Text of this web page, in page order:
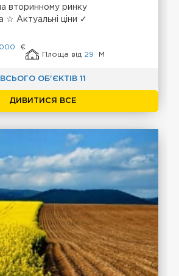
вторинному ринку
☆ Актуальні ціни ✓
€
Площа від 29 М
ВСЬОГО ОБ'ЄКТІВ 11
ДИВИТИСЯ ВСЕ